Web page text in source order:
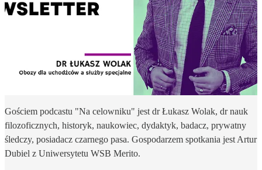
Gościem podcastu "Na celowniku" jest dr Łukasz Wolak, dr nauk
filozoficznych, historyk, naukowiec, dydaktyk, badacz, prywatny
śledczy, posiadacz czarnego pasa. Gospodarzem spotkania jest Artur
Dubiel z Uniwersytetu WSB Merito.